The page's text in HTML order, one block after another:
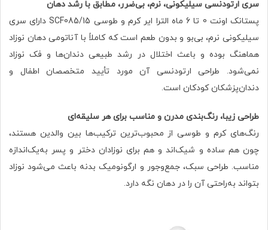
سری ارتودنسی سیلیکونی، نرم، بی‌ضرر، مطابق با رشد دهان
پستانک اونت 0 تا 6 ماه الترا ایر کرم و طوسی SCF085/15 دارای سری
سیلیکونی نرم، بی‌بو و بدون طعم است که کاملاً با آناتومی دهان نوزاد
هماهنگ بوده و باعث اختلال در رشد طبیعی دندان‌ها و فک نوزاد
نمی‌شود. طراحی ارتودنسی آن مورد تأیید متخصصان اطفال و
دندان‌پزشکان کودکان است.
طراحی زیبا، رنگ‌بندی مدرن و مناسب برای هر سلیقه‌ای
رنگ‌های کرم و طوسی از محبوب‌ترین ترکیب‌ها بین والدین هستند،
چون هم ساده و شیک‌اند و هم برای نوزادان دختر و پسر به‌یک‌اندازه
مناسب. طراحی سبک، جمع‌وجور و ارگونومیک بدنه باعث می‌شود نوزاد
بتواند به‌راحتی آن را در دهان نگه دارد.